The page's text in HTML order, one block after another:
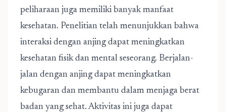
peliharaan juga memiliki banyak manfaat
kesehatan. Penelitian telah menunjukkan bahwa
interaksi dengan anjing dapat meningkatkan
kesehatan fisik dan mental seseorang. Berjalan-
jalan dengan anjing dapat meningkatkan
kebugaran dan membantu dalam menjaga berat
badan yang sehat. Aktivitas ini juga dapat